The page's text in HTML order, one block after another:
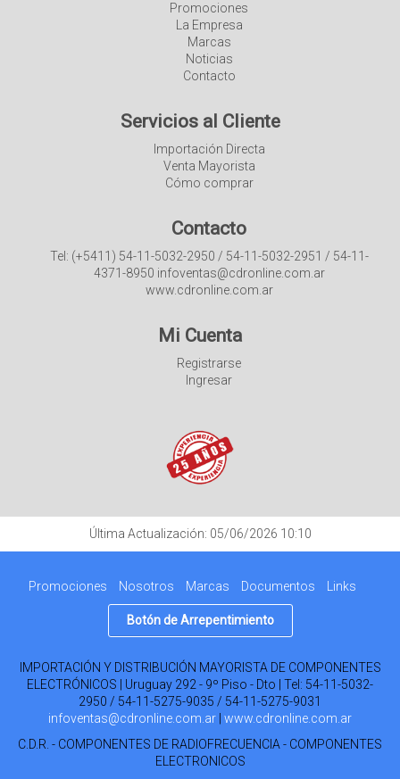
Promociones
La Empresa
Marcas
Noticias
Contacto
Servicios al Cliente
Importación Directa
Venta Mayorista
Cómo comprar
Contacto
Tel: (+5411) 54-11-5032-2950 / 54-11-5032-2951 / 54-11-
4371-8950 infoventas@cdronline.com.ar
www.cdronline.com.ar
Mi Cuenta
Registrarse
Ingresar
Última Actualización: 05/06/2026 10:10
Promociones Nosotros Marcas Documentos Links
Botón de Arrepentimiento
IMPORTACIÓN Y DISTRIBUCIÓN MAYORISTA DE COMPONENTES
ELECTRÓNICOS | Uruguay 292 - 9º Piso - Dto | Tel: 54-11-5032-
2950 / 54-11-5275-9035 / 54-11-5275-9031
infoventas@cdronline.com.ar www.cdronline.com.ar
C.D.R. - COMPONENTES DE RADIOFRECUENCIA - COMPONENTES
ELECTRONICOS